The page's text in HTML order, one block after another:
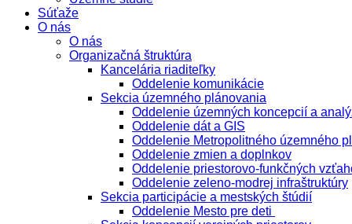
Súťaže
O nás
O nás
Organizačná štruktúra
Kancelária riaditeľky
Oddelenie komunikácie
Sekcia územného plánovania
Oddelenie územných koncepcií a
Oddelenie dát a GIS
Oddelenie Metropolitného územného
Oddelenie zmien a doplnkov
Oddelenie priestorovo-funkčných
Oddelenie zeleno-modrej infraštruktúry
Sekcia participácie a mestských štúdií
Oddelenie Mesto pre deti